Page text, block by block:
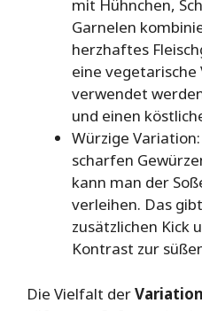
mit Hühnchen,
Garnelen
herzhaftes
eine
verwendet
und einen
Würzige
scharfen
kann man der
verleihen. Das
zusätzlichen Kick
Kontrast zur
Die Vielfalt der